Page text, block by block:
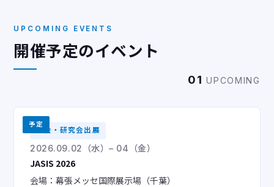
UPCOMING EVENTS
開催予定のイベント
01 UPCOMING
予定
学会・研究会出展
2026.09.02（水）– 04（金）
JASIS 2026
会場：幕張メッセ国際展示場（千葉）